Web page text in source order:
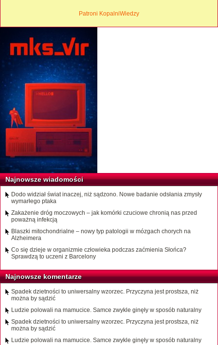
Patroni KopalniWiedzy
Najnowsze wiadomości
Dodo widział świat inaczej, niż sądzono. Nowe badanie odsłania zmysły
wymarłego ptaka
Zakażenie dróg moczowych – jak komórki czuciowe chronią nas przed
poważną infekcją
Blaszki mitochondrialne – nowy typ patologii w mózgach chorych na
Alzheimera
Co się dzieje w organizmie człowieka podczas zaćmienia Słońca?
Sprawdzą to uczeni z Barcelony
Najnowsze komentarze
Spadek dzietności to uniwersalny wzorzec. Przyczyna jest prostsza, niż
można by sądzić
Ludzie polowali na mamucice. Samce zwykle ginęły w sposób naturalny
Spadek dzietności to uniwersalny wzorzec. Przyczyna jest prostsza, niż
można by sądzić
Ludzie polowali na mamucice. Samce zwykle ginęły w sposób naturalny